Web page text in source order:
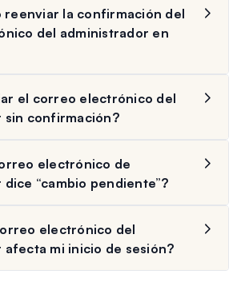
reenviar la confirmación del
del administrador en
el correo electrónico del
sin confirmación?
electrónico de
“cambio pendiente”?
electrónico del
afecta mi inicio de sesión?